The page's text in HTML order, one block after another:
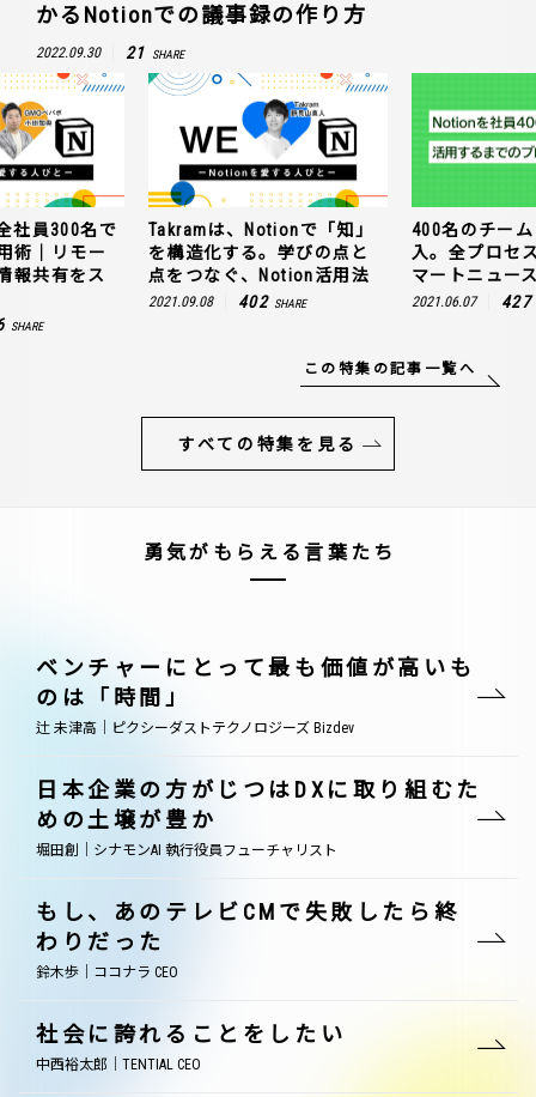
かるNotionでの議事録の作り方
2022.09.30 21 SHARE
社員300名で
術｜リモー
報共有をス
SHARE
Takramは、Notionで「知」
を構造化する。学びの点と
点をつなぐ、Notion活用法
2021.09.08 402 SHARE
400名のチー
入。全プロセ
マートニュー
2021.06.07 427
この特集の記事一覧へ
すべての特集を見る
勇気がもらえる言葉たち
ベンチャーにとって最も価値が高いも
のは「時間」
辻 未津高｜ピクシーダストテクノロジーズ Bizdev
日本企業の方がじつはDXに取り組むた
めの土壌が豊か
堀田創｜シナモンAI 執行役員フューチャリスト
もし、あのテレビCMで失敗したら終
わりだった
鈴木歩｜ココナラ CEO
社会に誇れることをしたい
中西裕太郎｜TENTIAL CEO